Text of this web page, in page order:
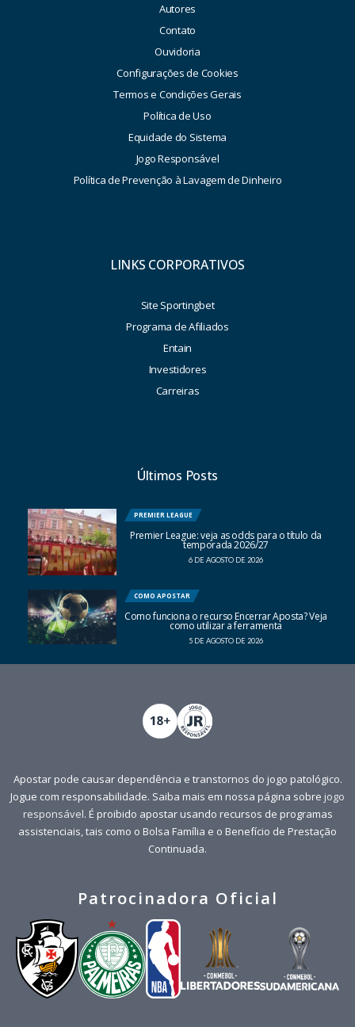
Autores
Contato
Ouvidoria
Configurações de Cookies
Termos e Condições Gerais
Política de Uso
Equidade do Sistema
Jogo Responsável
Política de Prevenção à Lavagem de Dinheiro
LINKS CORPORATIVOS
Site Sportingbet
Programa de Afiliados
Entain
Investidores
Carreiras
Últimos Posts
PREMIER LEAGUE
Premier League: veja as odds para o título da
temporada 2026/27
6 DE AGOSTO DE 2026
COMO APOSTAR
Como funciona o recurso Encerrar Aposta? Veja
como utilizar a ferramenta
5 DE AGOSTO DE 2026
Apostar pode causar dependência e transtornos do jogo patológico.
Jogue com responsabilidade. Saiba mais em nossa página sobre jogo
responsável. É proibido apostar usando recursos de programas
assistenciais, tais como o Bolsa Família e o Benefício de Prestação
Continuada.
Patrocinadora Oficial